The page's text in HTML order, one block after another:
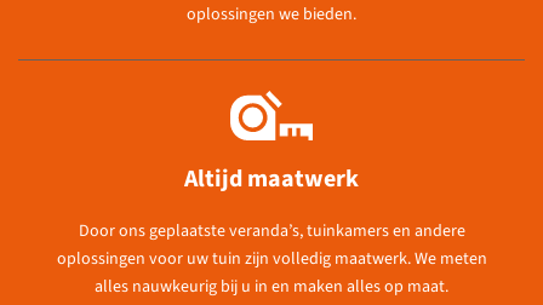
oplossingen we bieden.
Altijd maatwerk
Door ons geplaatste veranda’s, tuinkamers en andere
oplossingen voor uw tuin zijn volledig maatwerk. We meten
alles nauwkeurig bij u in en maken alles op maat.